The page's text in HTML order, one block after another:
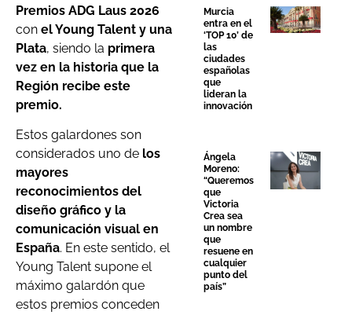
Premios ADG Laus 2026
con el Young Talent y una
Plata, siendo la primera
vez en la historia que la
Región recibe este
premio.
Estos galardones son
considerados uno de los
mayores
reconocimientos del
diseño gráfico y la
comunicación visual en
España. En este sentido, el
Young Talent supone el
máximo galardón que
estos premios conceden
Murcia
entra en el
‘TOP 10’ de
las
ciudades
españolas
que
lideran la
innovación
Ángela
Moreno:
“Queremos
que
Victoria
Crea sea
un nombre
que
resuene en
cualquier
punto del
país”